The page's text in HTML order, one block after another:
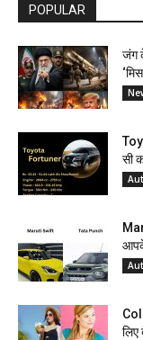
POPULAR
जंग
सी
लिए